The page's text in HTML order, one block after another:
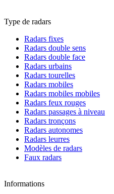
Type de radars
Radars fixes
Radars double sens
Radars double face
Radars urbains
Radars tourelles
Radars mobiles
Radars mobiles mobiles
Radars feux rouges
Radars passages à niveau
Radars tronçons
Radars autonomes
Radars leurres
Modèles de radars
Faux radars
Informations